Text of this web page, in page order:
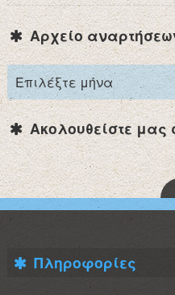
Αρχείο
Ακολουθείστε μας
Πληροφορίες